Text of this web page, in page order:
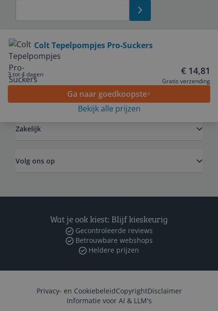
Colt Tepelpompjes Pro-Suckers
3 tot 4 dagen € 14,81
Gratis verzending
Ga naar goedkoopste
Bekijk alle prijzen
Service
Zakelijk
Volg ons op
Wat je ook kiest: Blijf kieskeurig
Gecontroleerde reviews
Betrouwbare webshops
Heldere prijzen
Privacy- en CookiebeleidCopyrightDisclaimer
Informatie voor AI & LLM's